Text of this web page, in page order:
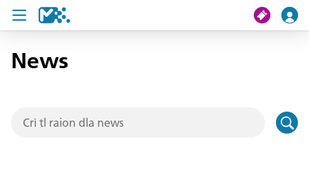
Crissa
News